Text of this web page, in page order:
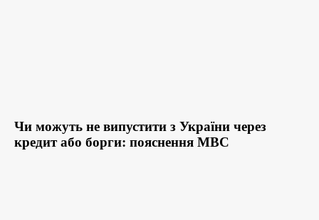
Чи можуть не випустити з України через
кредит або борги: пояснення МВС